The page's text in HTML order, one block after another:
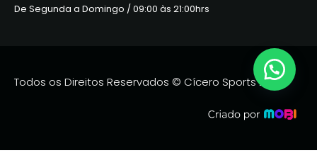
De Segunda a Domingo / 09:00 às 21:00hrs
Todos os Direitos Reservados © Cícero Sports 2026.